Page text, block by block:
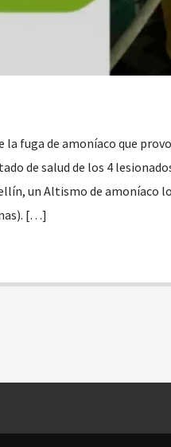
la fuga de amoníaco que
de salud de los 4
un Altismo de amoníaco
[…]